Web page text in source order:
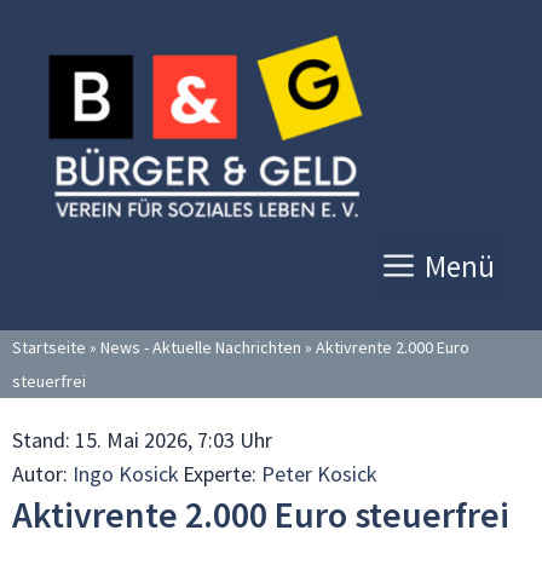
Inhalt
springen
Menü
Startseite » News - Aktuelle Nachrichten » Aktivrente 2.000 Euro
steuerfrei
Stand: 15. Mai 2026, 7:03 Uhr
Autor: Ingo Kosick Experte: Peter Kosick
Aktivrente 2.000 Euro steuerfrei